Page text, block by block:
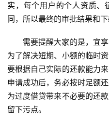
实，每个用户的个人资质、
同，所以最终的审批结果和
需要提醒大家的是，宜
为了解决短期、小额的临时
要根据自己实际的还款能力
申请成功后，务必按时足额
为过度借贷带来不必要的还
留下污点。